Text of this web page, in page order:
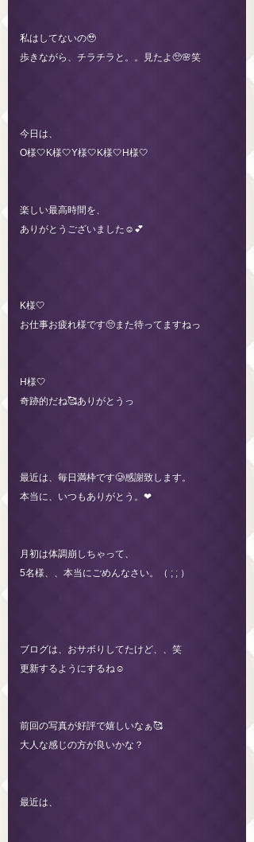
私はしてないの🥹
歩きながら、チラチラと。。見たよ🥺🌸笑
今日は、
O様🤍K様🤍Y様🤍K様🤍H様🤍
楽しい最高時間を、
ありがとうございました☺️💕
K様🤍
お仕事お疲れ様です🥺また待ってますねっ
H様🤍
奇跡的だね🥰ありがとうっ
最近は、毎日満枠です🥲感謝致します。
本当に、いつもありがとう。❤︎
月初は体調崩しちゃって、
5名様、、本当にごめんなさい。（ ; ; ）
ブログは、おサボりしてたけど、、笑
更新するようにするね☺︎
前回の写真が好評で嬉しいなぁ🥰
大人な感じの方が良いかな？
最近は、